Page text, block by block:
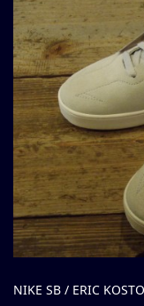
NIKE SB / ERIC